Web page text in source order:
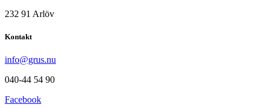
232 91 Arlöv
Kontakt
info@grus.nu
040-44 54 90
Facebook